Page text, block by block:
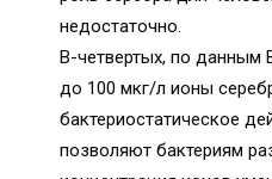
недостаточно.
В-четвертых, по данным
до 100 мкг/л ионы
бактериостатическое
позволяют бактериям